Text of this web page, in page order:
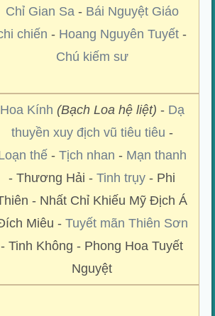
Chỉ Gian Sa- Bái Nguyệt Giáo
chiến - Hoang Nguyên Tuyết -
Chú kiếm sư
Hoa Kính (Bạch Loa hệ liệt) - Dạ
thuyền xuy địch vũ tiêu tiêu -
thế- Tịch nhan - Mạn thanh
- Thương Hải -Tinh trụy - Phi
- Nhất Chỉ Khiếu Mỹ Địch Á
Miêu - Tuyết mãn Thiên Sơn
- Tinh Không - Phong Hoa Tuyết
Nguyệt